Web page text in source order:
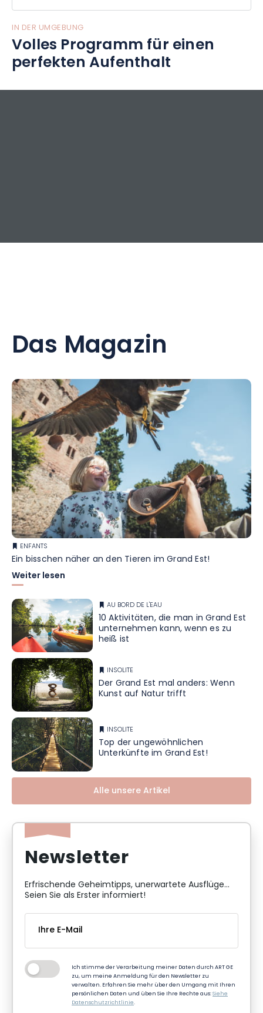
IN DER UMGEBUNG
Volles Programm für einen
perfekten Aufenthalt
Das Magazin
ENFANTS
Ein bisschen näher an den Tieren im Grand Est!
Weiter lesen
AU BORD DE L'EAU
10 Aktivitäten, die man in Grand Est
unternehmen kann, wenn es zu
heiß ist
INSOLITE
Der Grand Est mal anders: Wenn
Kunst auf Natur trifft
INSOLITE
Top der ungewöhnlichen
Unterkünfte im Grand Est!
Alle unsere Artikel
Newsletter
Erfrischende Geheimtipps, unerwartete Ausflüge...
Seien Sie als Erster informiert!
Ich stimme der Verarbeitung meiner Daten durch ART GE
zu, um meine Anmeldung für den Newsletter zu
verwalten. Erfahren Sie mehr über den Umgang mit Ihren
persönlichen Daten und üben Sie Ihre Rechte aus:Siehe
Datenschutzrichtlinie.